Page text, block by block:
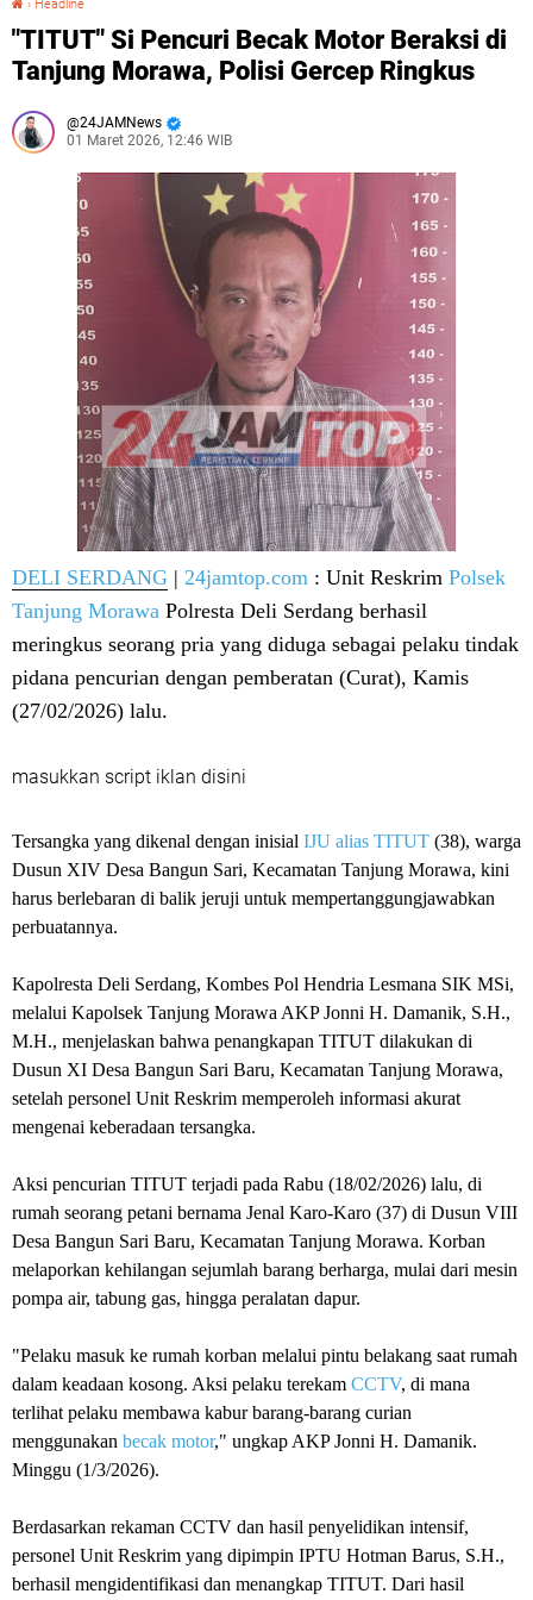
› Headline
"TITUT" Si Pencuri Becak Motor Beraksi di
Tanjung Morawa, Polisi Gercep Ringkus
24JAMNews
01 Maret 2026, 12:46 WIB
DELI SERDANG | 24jamtop.com : Unit Reskrim Polsek
Tanjung Morawa Polresta Deli Serdang berhasil
meringkus seorang pria yang diduga sebagai pelaku tindak
pidana pencurian dengan pemberatan (Curat), Kamis
(27/02/2026) lalu.
masukkan script iklan disini
Tersangka yang dikenal dengan inisial IJU alias TITUT (38), warga
Dusun XIV Desa Bangun Sari, Kecamatan Tanjung Morawa, kini
harus berlebaran di balik jeruji untuk mempertanggungjawabkan
perbuatannya.
Kapolresta Deli Serdang, Kombes Pol Hendria Lesmana SIK MSi,
melalui Kapolsek Tanjung Morawa AKP Jonni H. Damanik, S.H.,
M.H., menjelaskan bahwa penangkapan TITUT dilakukan di
Dusun XI Desa Bangun Sari Baru, Kecamatan Tanjung Morawa,
setelah personel Unit Reskrim memperoleh informasi akurat
mengenai keberadaan tersangka.
Aksi pencurian TITUT terjadi pada Rabu (18/02/2026) lalu, di
rumah seorang petani bernama Jenal Karo-Karo (37) di Dusun VIII
Desa Bangun Sari Baru, Kecamatan Tanjung Morawa. Korban
melaporkan kehilangan sejumlah barang berharga, mulai dari mesin
pompa air, tabung gas, hingga peralatan dapur.
"Pelaku masuk ke rumah korban melalui pintu belakang saat rumah
dalam keadaan kosong. Aksi pelaku terekam CCTV, di mana
terlihat pelaku membawa kabur barang-barang curian
menggunakan becak motor," ungkap AKP Jonni H. Damanik.
Minggu (1/3/2026).
Berdasarkan rekaman CCTV dan hasil penyelidikan intensif,
personel Unit Reskrim yang dipimpin IPTU Hotman Barus, S.H.,
berhasil mengidentifikasi dan menangkap TITUT. Dari hasil